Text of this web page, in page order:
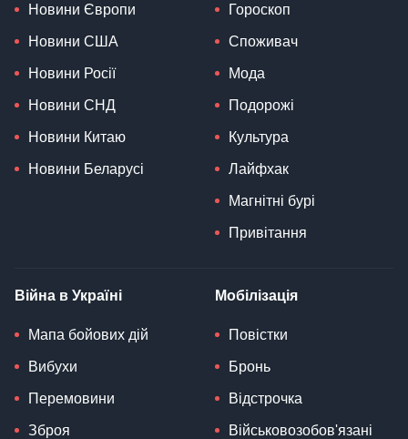
Новини Європи
Новини США
Новини Росії
Новини СНД
Новини Китаю
Новини Беларусі
Гороскоп
Споживач
Мода
Подорожі
Культура
Лайфхак
Магнітні бурі
Привітання
Війна в Україні
Мапа бойових дій
Вибухи
Перемовини
Зброя
Мобілізація
Повістки
Бронь
Відстрочка
Військовозобов'язані